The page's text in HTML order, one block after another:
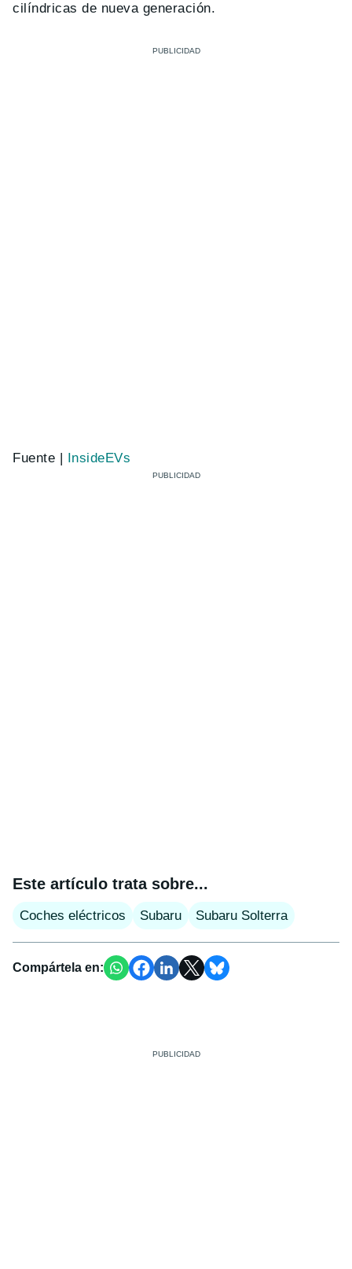
cilíndricas de nueva generación.
Fuente | InsideEVs
Este artículo trata sobre...
Coches eléctricos Subaru Subaru Solterra
Compártela en: